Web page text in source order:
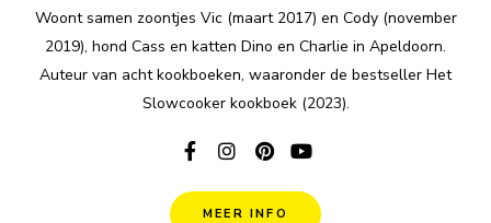
Woont samen zoontjes Vic (maart 2017) en Cody (november
2019), hond Cass en katten Dino en Charlie in Apeldoorn.
Auteur van acht kookboeken, waaronder de bestseller Het
Slowcooker kookboek (2023).
MEER INFO